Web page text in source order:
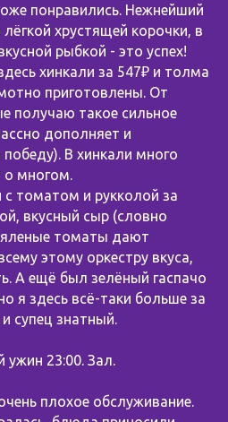
понравились. Нежнейший
хрустящей корочки, в
рыбкой - это успех!
хинкали за 547₽ и толма
приготовлены. От
получаю такое сильное
дополняет и
В хинкали много
о многом.
с томатом и рукколой за
вкусный сыр (словно
томаты дают
этому оркестру вкуса,
А ещё был зелёный гаспачо
я здесь всё-таки больше за
супец знатный.
ужин 23:00. Зал.
плохое обслуживание.